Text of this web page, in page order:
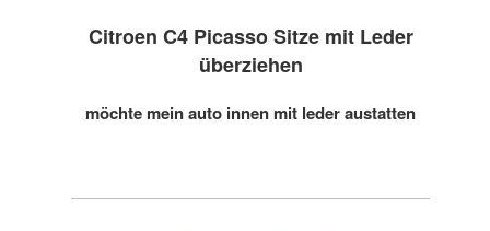
Citroen C4 Picasso Sitze mit Leder
überziehen
möchte mein auto innen mit leder austatten